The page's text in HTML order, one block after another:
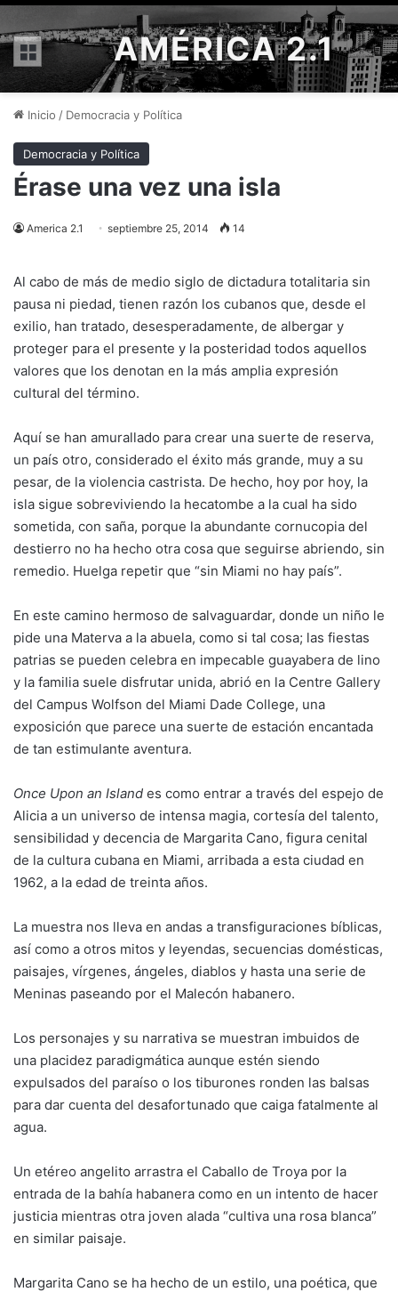
Menú AMÉRICA 2.1
Inicio / Democracia y Política
Democracia y Política
Érase una vez una isla
America 2.1 septiembre 25, 2014 14
Al cabo de más de medio siglo de dictadura totalitaria sin
pausa ni piedad, tienen razón los cubanos que, desde el
exilio, han tratado, desesperadamente, de albergar y
proteger para el presente y la posteridad todos aquellos
valores que los denotan en la más amplia expresión
cultural del término.
Aquí se han amurallado para crear una suerte de reserva,
un país otro, considerado el éxito más grande, muy a su
pesar, de la violencia castrista. De hecho, hoy por hoy, la
isla sigue sobreviviendo la hecatombe a la cual ha sido
sometida, con saña, porque la abundante cornucopia del
destierro no ha hecho otra cosa que seguirse abriendo, sin
remedio. Huelga repetir que “sin Miami no hay país”.
En este camino hermoso de salvaguardar, donde un niño le
pide una Materva a la abuela, como si tal cosa; las fiestas
patrias se pueden celebra en impecable guayabera de lino
y la familia suele disfrutar unida, abrió en la Centre Gallery
del Campus Wolfson del Miami Dade College, una
exposición que parece una suerte de estación encantada
de tan estimulante aventura.
Once Upon an Island es como entrar a través del espejo de
Alicia a un universo de intensa magia, cortesía del talento,
sensibilidad y decencia de Margarita Cano, figura cenital
de la cultura cubana en Miami, arribada a esta ciudad en
1962, a la edad de treinta años.
La muestra nos lleva en andas a transfiguraciones bíblicas,
así como a otros mitos y leyendas, secuencias domésticas,
paisajes, vírgenes, ángeles, diablos y hasta una serie de
Meninas paseando por el Malecón habanero.
Los personajes y su narrativa se muestran imbuidos de
una placidez paradigmática aunque estén siendo
expulsados del paraíso o los tiburones ronden las balsas
para dar cuenta del desafortunado que caiga fatalmente al
agua.
Un etéreo angelito arrastra el Caballo de Troya por la
entrada de la bahía habanera como en un intento de hacer
justicia mientras otra joven alada “cultiva una rosa blanca”
en similar paisaje.
Margarita Cano se ha hecho de un estilo, una poética, que